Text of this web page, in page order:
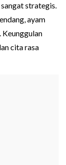
strategis.
ayam
Keunggulan
cita rasa